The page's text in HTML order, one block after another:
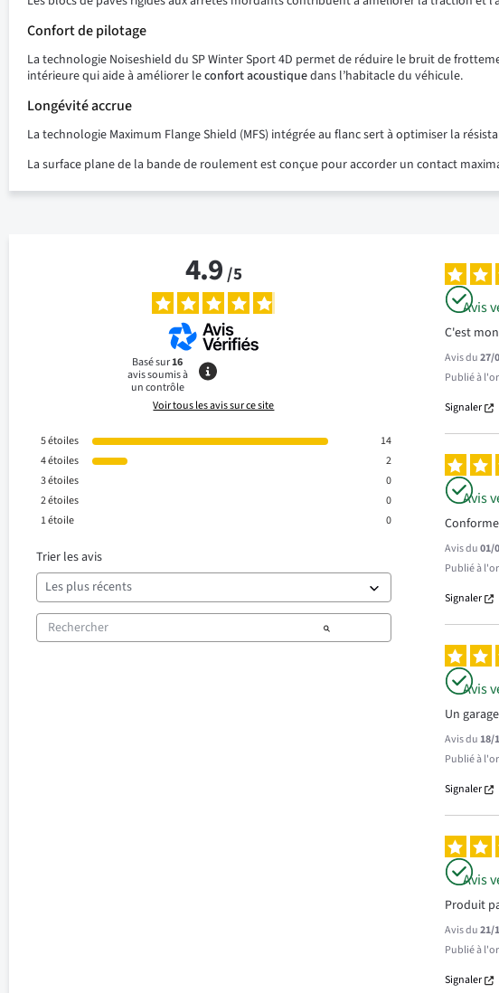
Confort de pilotage
La technologie Noiseshield du SP Winter Sport 4D permet de réduire le bruit de
intérieure qui aide à améliorer leconfortacoustiquedans l’habitacle du véhicule.
Longévité accrue
La technologie Maximum Flange Shield (MFS) intégrée au flanc sert à optimiser la
La surface plane de la bande de roulement est conçue pour accorder un contact
4.9/5
Basé sur16
avis soumis à
un contrôle
Voir tous les avis sur ce site
5étoiles
14
4étoiles
2
3étoiles
0
2étoiles
0
1étoile 0
Trier les avis
Avis
C'est
Avis du27/
Publié à
Signaler
Avis
Avis du01/
Publié à
Signaler
Avis
Un
Avis du18/
Publié à
Signaler
Avis
Produit
Avis du21/
Publié à
Signaler